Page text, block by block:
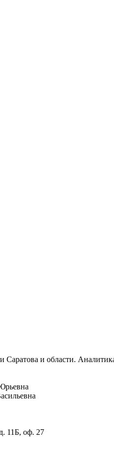
и области.
11Б, оф. 27